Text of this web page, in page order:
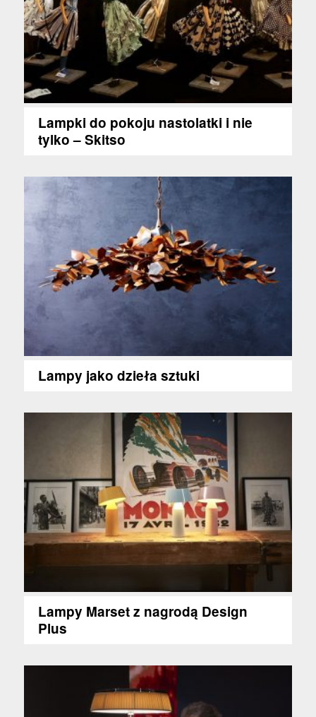
Lampki do pokoju nastolatki i nie
tylko – Skitso
Lampy jako dzieła sztuki
Lampy Marset z nagrodą Design
Plus